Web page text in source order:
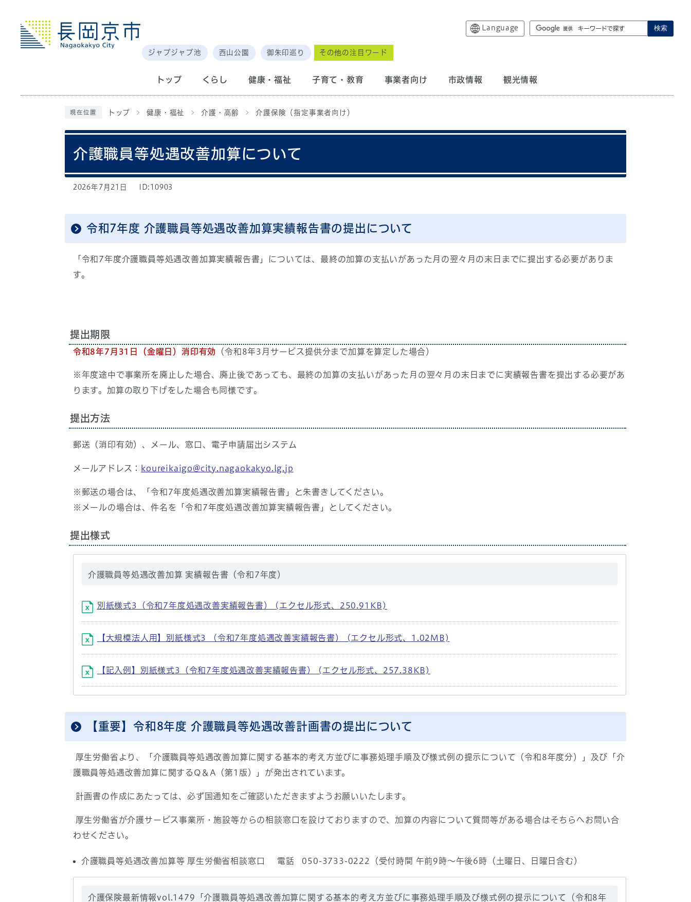
Language 検索
ジャブジャブ池 西山公園 御朱印巡り その他の注目ワード
トップ くらし 健康・福祉 子育て・教育 事業者向け 市政情報 観光情報
現在位置 トップ 健康・福祉 介護・高齢 介護保険（指定事業者向け）
介護職員等処遇改善加算について
2026年7月21日 ID:10903
令和7年度 介護職員等処遇改善加算実績報告書の提出について
「令和7年度介護職員等処遇改善加算実績報告書」については、最終の加算の支払いがあった月の翌々月の末日までに提出する必要がありま
す。
提出期限
令和8年7月31日（金曜日）消印有効 （令和8年3月サービス提供分まで加算を算定した場合）
※年度途中で事業所を廃止した場合、廃止後であっても、最終の加算の支払いがあった月の翌々月の末日までに実績報告書を提出する必要があ
ります。加算の取り下げをした場合も同様です。
提出方法
郵送（消印有効）、メール、窓口、電子申請届出システム
メールアドレス： koureikaigo@city.nagaokakyo.lg.jp
※郵送の場合は、「令和7年度処遇改善加算実績報告書」と朱書きしてください。
※メールの場合は、件名を「令和7年度処遇改善加算実績報告書」としてください。
提出様式
介護職員等処遇改善加算 実績報告書（令和7年度）
別紙様式3（令和7年度処遇改善実績報告書） (エクセル形式、250.91KB)
【大規模法人用】別紙様式3 （令和7年度処遇改善実績報告書） (エクセル形式、1.02MB)
【記入例】別紙様式3（令和7年度処遇改善実績報告書） (エクセル形式、257.38KB)
【重要】令和8年度 介護職員等処遇改善計画書の提出について
厚生労働省より、「介護職員等処遇改善加算に関する基本的考え方並びに事務処理手順及び様式例の提示について（令和8年度分）」及び「介
護職員等処遇改善加算に関するQ＆A（第1版）」が発出されています。
計画書の作成にあたっては、必ず国通知をご確認いただきますようお願いいたします。
厚生労働省が介護サービス事業所・施設等からの相談窓口を設けておりますので、加算の内容について質問等がある場合はそちらへお問い合
わせください。
介護職員等処遇改善加算等 厚生労働省相談窓口 電話 050-3733-0222（受付時間 午前9時〜午後6時（土曜日、日曜日含む）
介護保険最新情報vol.1479「介護職員等処遇改善加算に関する基本的考え方並びに事務処理手順及び様式例の提示について（令和8年